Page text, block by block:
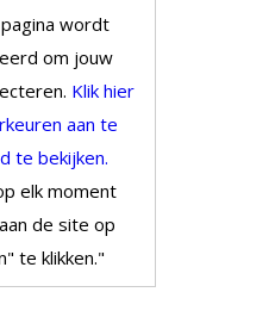
wordt
om jouw
Klik hier
aan te
te bekijken.
elk moment
de site op
te klikken."